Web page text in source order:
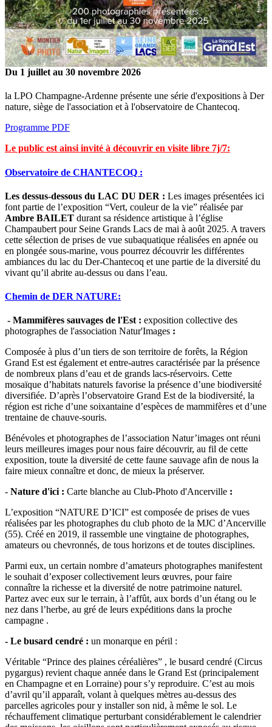
Du 1 juillet au 30 novembre 2026
la LPO Champagne-Ardenne présente une série d'expositions à Der
nature, siège de l'association et à l'observatoire de Chantecoq.
Programme PDF
Le public est ainsi invité à découvrir en visite libre 7j/7:
Observatoire de CHANTECOQ :
Les dessus-dessous du LAC DU DER : Les images présentées ici
font partie de l’exposition “Vert, couleur de la vie” réalisée par
Ambre BAILET durant sa résidence artistique à l’église
Champaubert pour Seine Grands Lacs de mai à août 2025. A travers
cette sélection de prises de vue subaquatique réalisées en apnée ou
en plongée sous-marine, vous pourrez découvrir les différentes
ambiances du lac du Der-Chantecoq et une partie de la diversité du
vivant qu’il abrite au-dessus ou dans l’eau.
Chemin de DER NATURE:
- Mammifères sauvages de l'Est : exposition collective des
photographes de l'association Natur'Images :
Composée à plus d’un tiers de son territoire de forêts, la Région
Grand Est est également et entre-autres caractérisée par la présence
de nombreux plans d’eau et de grands lacs-réservoirs. Cette
mosaïque d’habitats naturels favorise la présence d’une biodiversité
diversifiée. D’après l’observatoire Grand Est de la biodiversité, la
région est riche d’une soixantaine d’espèces de mammifères et d’une
trentaine de chauve-souris.
Bénévoles et photographes de l’association Natur’images ont réuni
leurs meilleures images pour nous faire découvrir, au fil de cette
exposition, toute la diversité de cette faune sauvage afin de nous la
faire mieux connaître et donc, de mieux la préserver.
- Nature d'ici : Carte blanche au Club-Photo d'Ancerville :
L’exposition “NATURE D’ICI” est composée de prises de vues
réalisées par les photographes du club photo de la MJC d’Ancerville
(55). Créé en 2019, il rassemble une vingtaine de photographes,
amateurs ou chevronnés, de tous horizons et de toutes disciplines.
Parmi eux, un certain nombre d’amateurs photographes manifestent
le souhait d’exposer collectivement leurs œuvres, pour faire
connaître la richesse et la diversité de notre patrimoine naturel.
Partez avec eux sur le terrain, à l’affût, aux bords d’un étang ou le
nez dans l’herbe, au gré de leurs expéditions dans la proche
campagne .
- Le busard cendré : un monarque en péril :
Véritable “Prince des plaines céréalières” , le busard cendré (Circus
pygargus) revient chaque année dans le Grand Est (principalement
en Champagne et en Lorraine) pour s’y reproduire. C’est au mois
d’avril qu’il apparaît, volant à quelques mètres au-dessus des
parcelles agricoles pour y installer son nid, à même le sol. Le
réchauffement climatique perturbant considérablement le calendrier